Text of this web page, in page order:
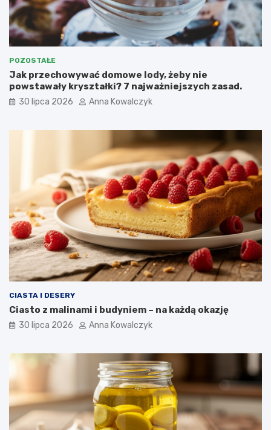
POZOSTAŁE
Jak przechowywać domowe lody, żeby nie
powstawały kryształki? 7 najważniejszych zasad.
30 lipca 2026 Anna Kowalczyk
CIASTA I DESERY
Ciasto z malinami i budyniem – na każdą okazję
30 lipca 2026 Anna Kowalczyk